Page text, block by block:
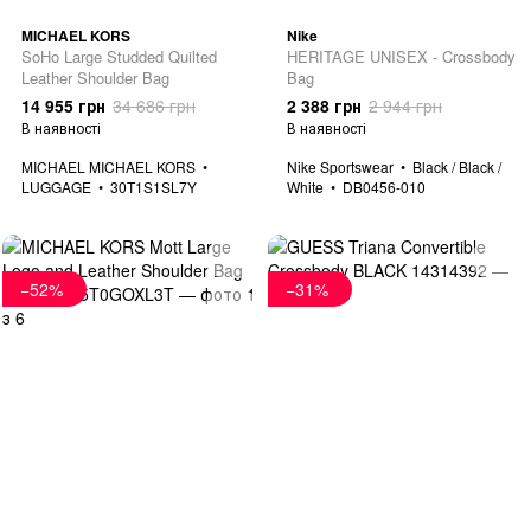
MICHAEL KORS
SoHo Large Studded Quilted
Leather Shoulder Bag
14 955 грн 34 686 грн
В наявності
MICHAEL MICHAEL KORS
LUGGAGE
30T1S1SL7Y
Nike
HERITAGE UNISEX - Crossbody
Bag
2 388 грн 2 944 грн
В наявності
Nike Sportswear
Black / Black /
White
DB0456-010
−52% −31%